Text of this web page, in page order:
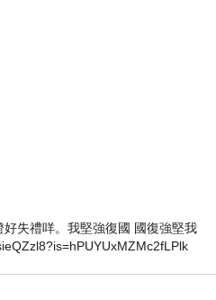
失禮咩。我堅強復國 國復強堅我